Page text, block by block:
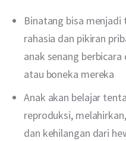
Binatang bisa
rahasia dan pikiran
anak senang
atau boneka mereka
Anak akan belajar
reproduksi,
dan kehilangan dari